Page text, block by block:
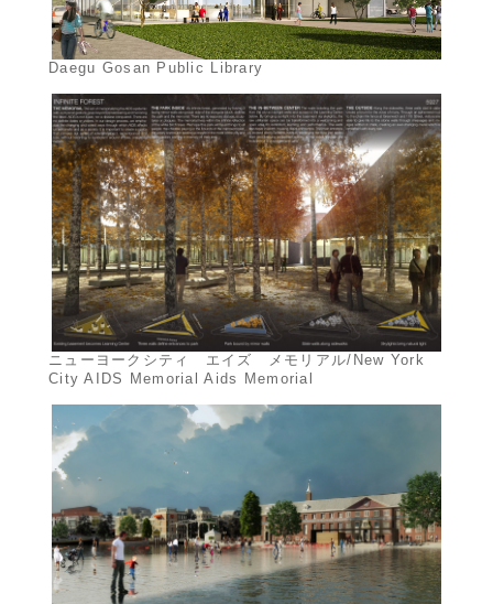
Daegu Gosan Public Library
ニューヨークシティ エイズ メモリアル/New York
City AIDS Memorial Aids Memorial